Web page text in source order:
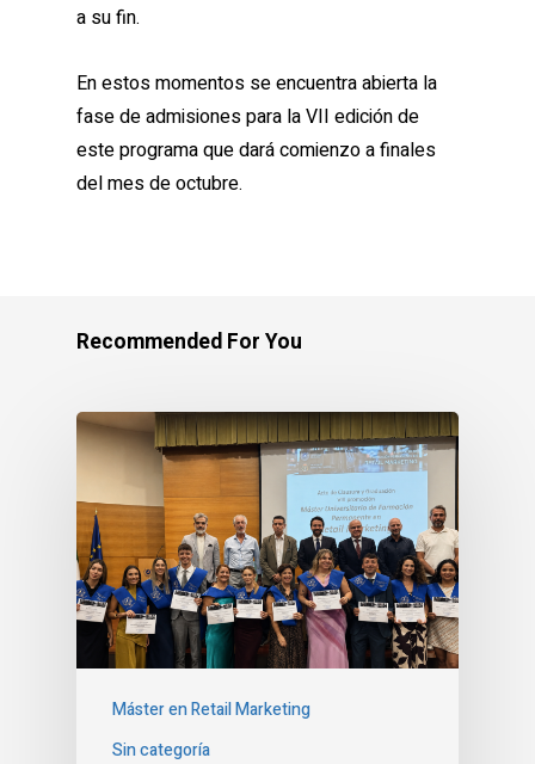
a su fin.
En estos momentos se encuentra abierta la
fase de admisiones para la VII edición de
este programa que dará comienzo a finales
del mes de octubre.
Recommended For You
Máster en Retail Marketing
Sin categoría